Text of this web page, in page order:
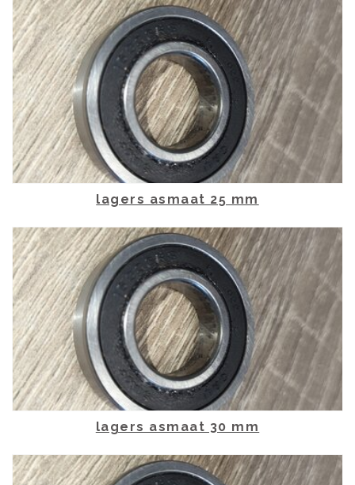
lagers asmaat 25 mm
lagers asmaat 30 mm